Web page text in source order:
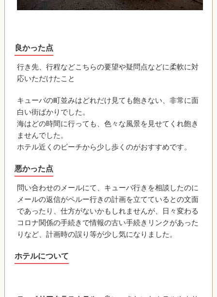
良かった点
行き先、行程などこちらの要望や疑問点などに柔軟に対
応いただけたこと
キューバの町並みはどれだけ見ても飽きない、非常に面
白い街ばかりでした。
海はどの時間に行っても、色々な風景を見せてくれ飽き
ませんでした。
ホテル近くのビーチから少し歩くのがおすすめです。
悪かった点
問い合わせのメールにて、キューバ行きを相談したのに
メールの返信がペルー行きの計画を立てているとの文面
であったり、仕方がないかもしれませんが、日々変わる
コロナ関係の手続きで情報の古い手続きリンクがあった
りなど、計画時の誤り等が少し気になりました。
ホテルについて